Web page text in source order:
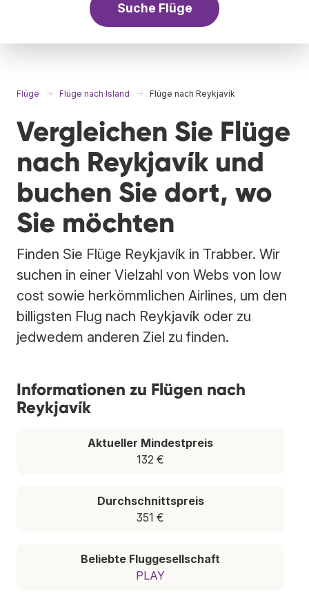
Suche Flüge
Flüge Flüge nach Island Flüge nach Reykjavík
Vergleichen Sie Flüge
nach Reykjavík und
buchen Sie dort, wo
Sie möchten
Finden Sie Flüge Reykjavík in Trabber. Wir
suchen in einer Vielzahl von Webs von low
cost sowie herkömmlichen Airlines, um den
billigsten Flug nach Reykjavík oder zu
jedwedem anderen Ziel zu finden.
Informationen zu Flügen nach
Reykjavík
Aktueller Mindestpreis
132 €
Durchschnittspreis
351 €
Beliebte Fluggesellschaft
PLAY